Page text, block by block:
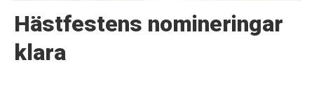
Hästfestens nomineringar
klara